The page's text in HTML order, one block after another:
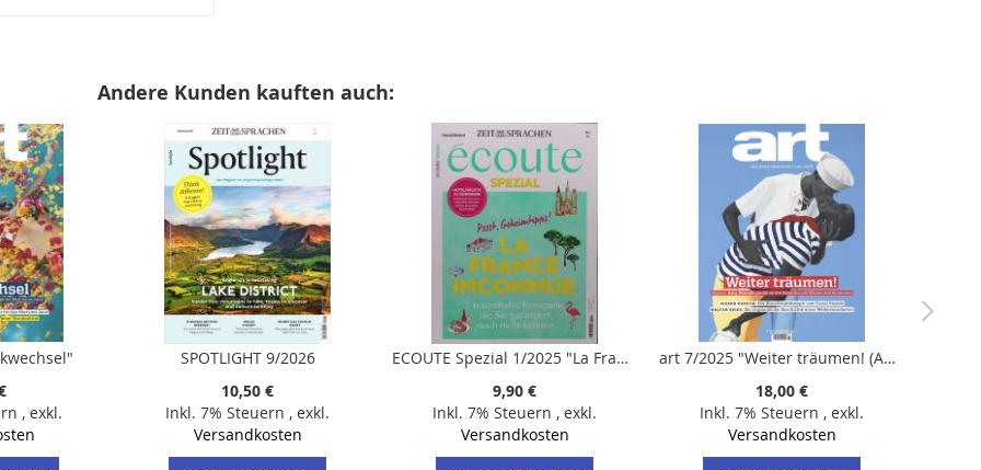
Andere Kunden kauften auch:
, exkl.
SPOTLIGHT 9/2026
10,50 €
Inkl. 7% Steuern , exkl.
Versandkosten
ECOUTE Spezial 1/2025 "La France inconnue/ Gewinnspiel"
9,90 €
Inkl. 7% Steuern , exkl.
Versandkosten
art 7/2025 "Weiter träumen! (Amy Sherald)"
18,00 €
Inkl. 7% Steuern , exkl.
Versandkosten